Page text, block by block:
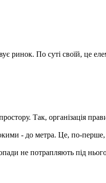
ринок. По суті своїй, це
Так, організація
- до метра. Це, по-перше,
не потрапляють під